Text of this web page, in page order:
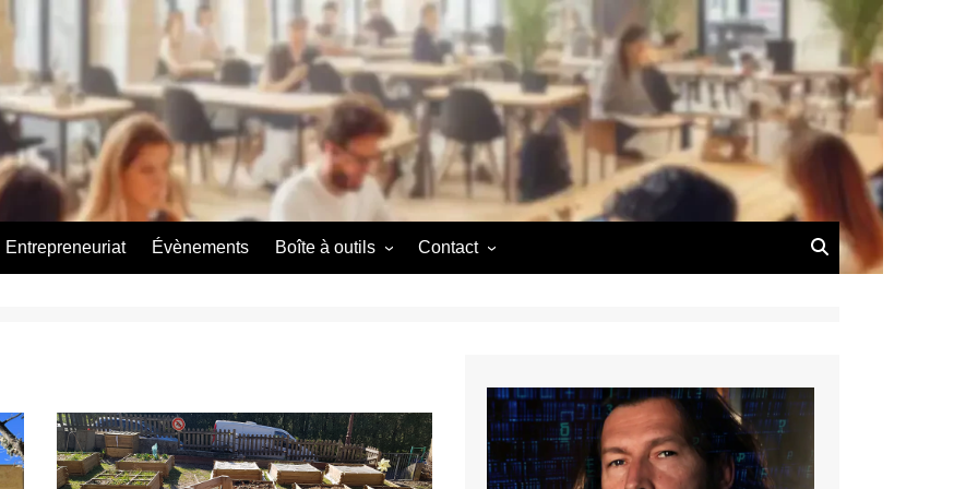
Entrepreneuriat Évènements Boîte à outils Contact